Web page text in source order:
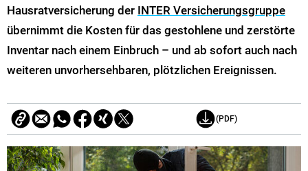
Hausratversicherung der INTER Versicherungsgruppe
übernimmt die Kosten für das gestohlene und zerstörte
Inventar nach einem Einbruch – und ab sofort auch nach
weiteren unvorhersehbaren, plötzlichen Ereignissen.
(PDF)